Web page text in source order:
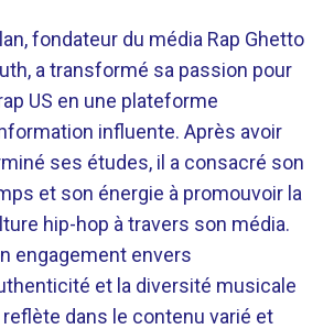
fondateur du média Rap Ghetto
a transformé sa passion pour
US en une plateforme
influente. Après avoir
ses études, il a consacré son
et son énergie à promouvoir la
hip-hop à travers son média.
engagement envers
et la diversité musicale
reflète dans le contenu varié et